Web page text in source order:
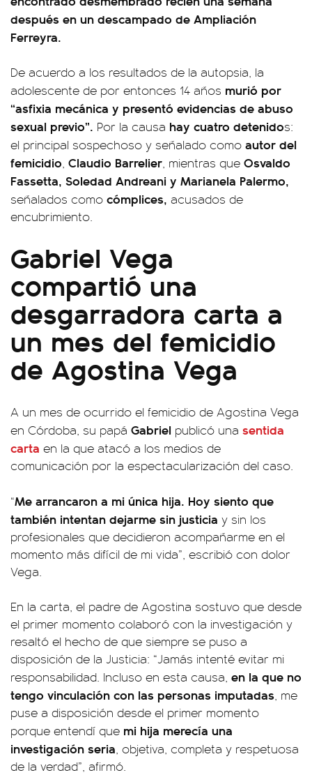
después en un descampado de Ampliación
Ferreyra.
De acuerdo a los resultados de la autopsia, la
adolescente de por entonces 14 años murió por
“asfixia mecánica y presentó evidencias de abuso
sexual previo”. Por la causa hay cuatro detenidos:
el principal sospechoso y señalado como autor del
femicidio, Claudio Barrelier, mientras que Osvaldo
Fassetta, Soledad Andreani y Marianela Palermo,
señalados como cómplices, acusados de
encubrimiento.
Gabriel Vega
compartió una
desgarradora carta a
un mes del femicidio
de Agostina Vega
A un mes de ocurrido el femicidio de Agostina Vega
en Córdoba, su papá Gabriel publicó una sentida
carta en la que atacó a los medios de
comunicación por la espectacularización del caso.
“Me arrancaron a mi única hija. Hoy siento que
también intentan dejarme sin justicia y sin los
profesionales que decidieron acompañarme en el
momento más difícil de mi vida”, escribió con dolor
Vega.
En la carta, el padre de Agostina sostuvo que desde
el primer momento colaboró con la investigación y
resaltó el hecho de que siempre se puso a
disposición de la Justicia: “Jamás intenté evitar mi
responsabilidad. Incluso en esta causa, en la que no
tengo vinculación con las personas imputadas, me
puse a disposición desde el primer momento
porque entendí que mi hija merecía una
investigación seria, objetiva, completa y respetuosa
de la verdad”, afirmó.